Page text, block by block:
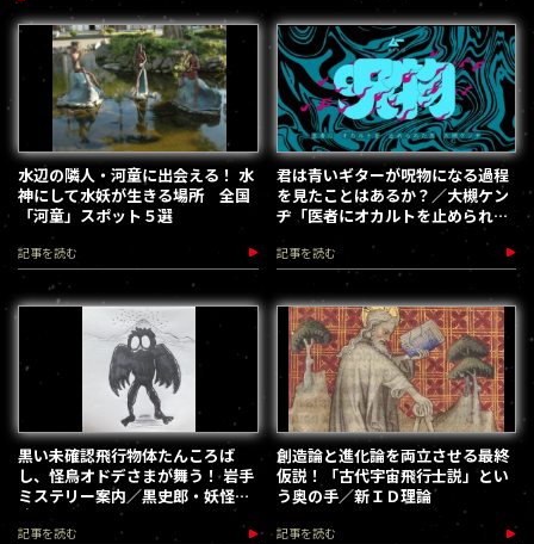
水辺の隣人・河童に出会える！ 水
神にして水妖が生きる場所 全国
「河童」スポット５選
記事を読む
君は青いギターが呪物になる過程
を見たことはあるか？／大槻ケン
ヂ「医者にオカルトを止められた
記事を読む
黒い未確認飛行物体たんころば
し、怪鳥オドデさまが舞う！ 岩手
ミステリー案内／黒史郎・妖怪補
遺々々
記事を読む
創造論と進化論を両立させる最終
仮説！「古代宇宙飛行士説」とい
う奥の手／新ＩＤ理論
記事を読む